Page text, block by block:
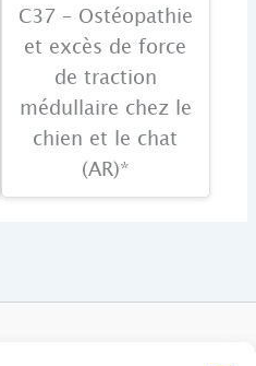
C37 – Ostéopathie
et excès de force
de traction
médullaire chez le
chien et le chat
(AR)*